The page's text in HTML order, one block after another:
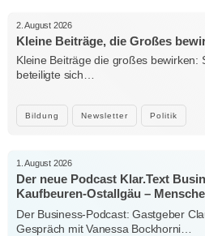
Bildung Newsletter Politik
2. August 2026
Kleine Beiträge, die Großes
Kleine Beiträge die großes bewirken:
beteiligte sich…
1. August 2026
Der neue Podcast Klar.Text
Kaufbeuren-Ostallgäu –
Verbindungen
Der Business-Podcast: Gastgeber
Gespräch mit Vanessa Bockhorni…